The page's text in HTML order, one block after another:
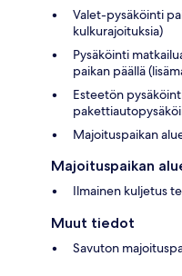
Valet-pysäköinti
kulkurajoituksia)
Pysäköinti
paikan päällä
Esteetön
Majoituspaikan
Majoituspaikan
Ilmainen kuljetus
Muut tiedot
Savuton